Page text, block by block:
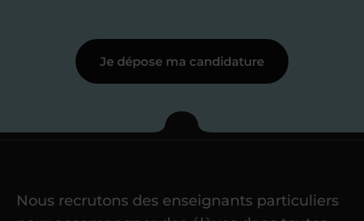
Étape 3
Je commence mes
Une fois ma candidature validée, mon
Je dépose ma candidature
Nous recrutons des enseignants particuliers